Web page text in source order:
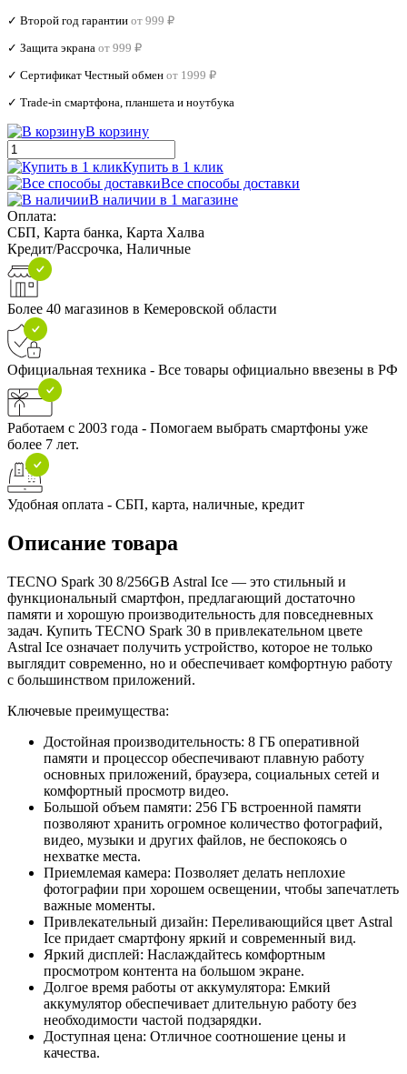
✓ Второй год гарантии от 999 ₽
✓ Защита экрана от 999 ₽
✓ Сертификат Честный обмен от 1999 ₽
✓ Trade‑in смартфона, планшета и ноутбука
В корзину
Купить в 1 клик
Все способы доставки
В наличии в 1 магазине
Оплата:
СБП, Карта банка, Карта Халва
Кредит/Рассрочка, Наличные
Более 40 магазинов в Кемеровской области
Официальная техника - Все товары официально ввезены в РФ
Работаем с 2003 года - Помогаем выбрать смартфоны уже
более 7 лет.
Удобная оплата - СБП, карта, наличные, кредит
Описание товара
TECNO Spark 30 8/256GB Astral Ice — это стильный и
функциональный смартфон, предлагающий достаточно
памяти и хорошую производительность для повседневных
задач. Купить TECNO Spark 30 в привлекательном цвете
Astral Ice означает получить устройство, которое не только
выглядит современно, но и обеспечивает комфортную работу
с большинством приложений.
Ключевые преимущества:
Достойная производительность: 8 ГБ оперативной
памяти и процессор обеспечивают плавную работу
основных приложений, браузера, социальных сетей и
комфортный просмотр видео.
Большой объем памяти: 256 ГБ встроенной памяти
позволяют хранить огромное количество фотографий,
видео, музыки и других файлов, не беспокоясь о
нехватке места.
Приемлемая камера: Позволяет делать неплохие
фотографии при хорошем освещении, чтобы запечатлеть
важные моменты.
Привлекательный дизайн: Переливающийся цвет Astral
Ice придает смартфону яркий и современный вид.
Яркий дисплей: Наслаждайтесь комфортным
просмотром контента на большом экране.
Долгое время работы от аккумулятора: Емкий
аккумулятор обеспечивает длительную работу без
необходимости частой подзарядки.
Доступная цена: Отличное соотношение цены и
качества.